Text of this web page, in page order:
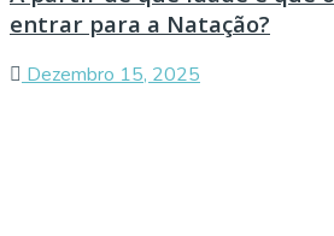
entrar para a Natação?
Dezembro 15, 2025